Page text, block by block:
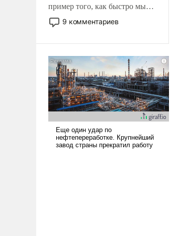
пример того, как быстро мы
двигаемся по пути
революционных изменений.
псевдонаучной фантастики,
стало всерьез обсуждаемой
идеей.
9 комментариев